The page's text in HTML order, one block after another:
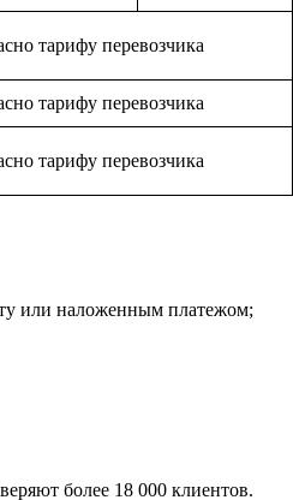
тарифу перевозчика
тарифу перевозчика
тарифу перевозчика
или наложенным платежом;
более 18 000 клиентов.